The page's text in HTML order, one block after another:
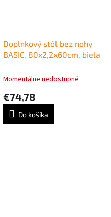
Doplnkový stôl bez nohy
BASIC, 80x2,2x60cm, biela
Momentálne nedostupné
€74,78
Do košíka